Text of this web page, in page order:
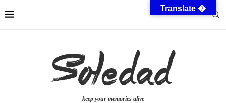
keep your memories alive
Translate �